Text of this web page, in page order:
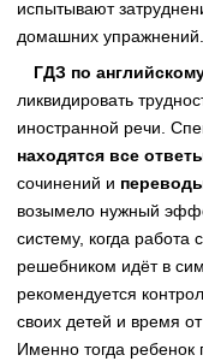
испытывают
домашних упражнений.
ГДЗ по
ликвидировать
иностранной речи.
находятся все
сочинений и
возымело нужный
систему, когда
решебником идёт в
рекомендуется
своих детей и время
Именно тогда ребенок